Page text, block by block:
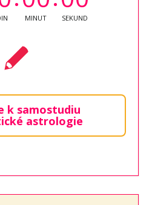
MINUT SEKUND
k samostudiu
astrologie